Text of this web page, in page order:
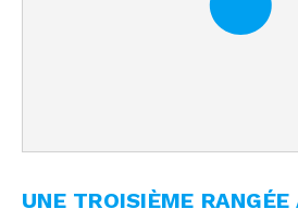
UNE TROISIÈME